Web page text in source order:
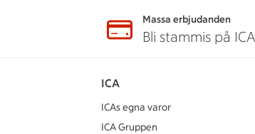
Massa erbjudanden
Bli stammis på ICA
ICA
ICAs egna varor
ICA Gruppen